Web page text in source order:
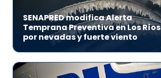
SENAPRED modifica Alerta
Temprana Preventiva en Los Ríos
por nevadas y fuerte viento